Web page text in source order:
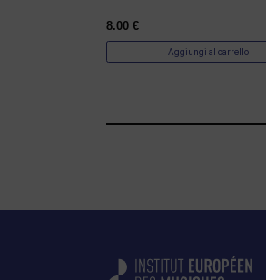
8.00 €
Aggiungi al carrello